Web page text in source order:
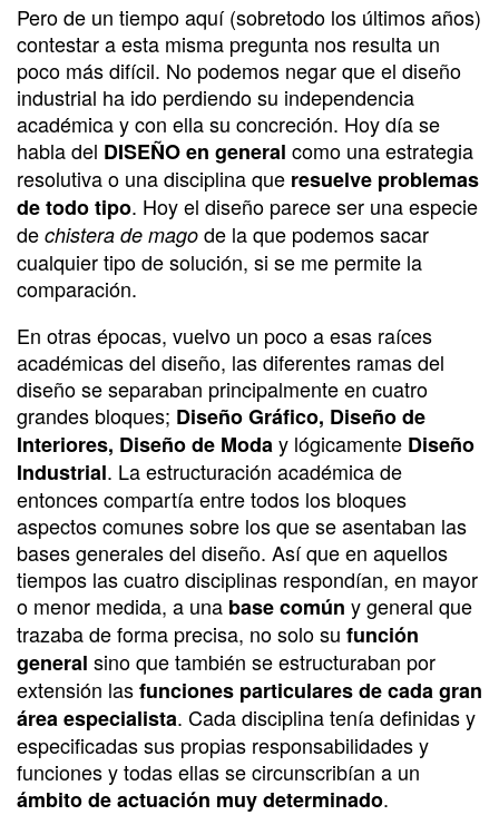
Pero de un tiempo aquí (sobretodo los últimos años)
contestar a esta misma pregunta nos resulta un
poco más difícil. No podemos negar que el diseño
industrial ha ido perdiendo su independencia
académica y con ella su concreción. Hoy día se
habla del DISEÑO en general como una estrategia
resolutiva o una disciplina que resuelve problemas
de todo tipo. Hoy el diseño parece ser una especie
de chistera de mago de la que podemos sacar
cualquier tipo de solución, si se me permite la
comparación.
En otras épocas, vuelvo un poco a esas raíces
académicas del diseño, las diferentes ramas del
diseño se separaban principalmente en cuatro
grandes bloques; Diseño Gráfico, Diseño de
Interiores, Diseño de Moday lógicamente Diseño
Industrial. La estructuración académica de
entonces compartía entre todos los bloques
aspectos comunes sobre los que se asentaban las
bases generales del diseño. Así que en aquellos
tiempos las cuatro disciplinas respondían, en mayor
o menor medida, a una base común y general que
trazaba de forma precisa, no solo su función
general sino que también se estructuraban por
extensión lasfunciones particulares de cada gran
área especialista. Cada disciplina tenía definidas y
especificadas sus propias responsabilidades y
funciones y todas ellas se circunscribían a un
ámbito de actuación muy determinado.